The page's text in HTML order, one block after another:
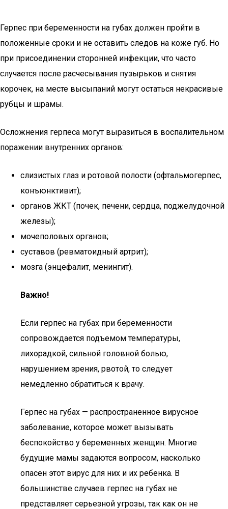
Герпес при беременности на губах должен пройти в
положенные сроки и не оставить следов на коже губ. Но
при присоединении сторонней инфекции, что часто
случается после расчесывания пузырьков и снятия
корочек, на месте высыпаний могут остаться некрасивые
рубцы и шрамы.
Осложнения герпеса могут выразиться в воспалительном
поражении внутренних органов:
слизистых глаз и ротовой полости (офтальмогерпес,
конъюнктивит);
органов ЖКТ (почек, печени, сердца, поджелудочной
железы);
мочеполовых органов;
суставов (ревматоидный артрит);
мозга (энцефалит, менингит).
Важно!
Если герпес на губах при беременности
сопровождается подъемом температуры,
лихорадкой, сильной головной болью,
нарушением зрения, рвотой, то следует
немедленно обратиться к врачу.
Герпес на губах — распространенное вирусное
заболевание, которое может вызывать
беспокойство у беременных женщин. Многие
будущие мамы задаются вопросом, насколько
опасен этот вирус для них и их ребенка. В
большинстве случаев герпес на губах не
представляет серьезной угрозы, так как он не